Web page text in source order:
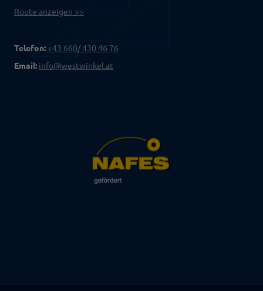
Route anzeigen >>
Telefon: +43 660/ 430 46 76
Email: info@westwinkel.at